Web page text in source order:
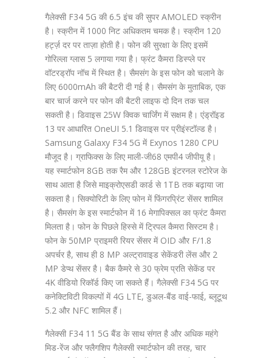
गैलेक्सी F34 5G की 6.5 इंच की सुपर AMOLED स्क्रीन
है। स्क्रीन में 1000 निट अधिकतम चमक है। स्क्रीन 120
हर्ट्ज़ दर पर ताज़ा होती है। फोन की सुरक्षा के लिए इसमें
गोरिल्ला ग्लास 5 लगाया गया है। फ्रंट कैमरा डिस्प्ले पर
वॉटरड्रॉप नॉच में स्थित है। सैमसंग के इस फोन को चलाने के
लिए 6000mAh की बैटरी दी गई है। सैमसंग के मुताबिक, एक
बार चार्ज करने पर फोन की बैटरी लाइफ दो दिन तक चल
सकती है। डिवाइस 25W क्विक चार्जिंग में सक्षम है। एंड्रॉइड
13 पर आधारित OneUI 5.1 डिवाइस पर प्रीइंस्टॉल्ड है।
Samsung Galaxy F34 5G में Exynos 1280 CPU
मौजूद है। ग्राफिक्स के लिए माली-जी68 एमपी4 जीपीयू है।
यह स्मार्टफोन 8GB तक रैम और 128GB इंटरनल स्टोरेज के
साथ आता है जिसे माइक्रोएसडी कार्ड से 1TB तक बढ़ाया जा
सकता है। सिक्योरिटी के लिए फोन में फिंगरप्रिंट सेंसर शामिल
है। सैमसंग के इस स्मार्टफोन में 16 मेगापिक्सल का फ्रंट कैमरा
मिलता है। फोन के पिछले हिस्से में ट्रिपल कैमरा सिस्टम है।
फोन के 50MP प्राइमरी रियर सेंसर में OID और F/1.8
अपर्चर है, साथ ही 8 MP अल्ट्रावाइड सेकेंडरी लेंस और 2
MP डेप्थ सेंसर है। बैक कैमरे से 30 फ्रेम प्रति सेकेंड पर
4K वीडियो रिकॉर्ड किए जा सकते हैं। गैलेक्सी F34 5G पर
कनेक्टिविटी विकल्पों में 4G LTE, डुअल-बैंड वाई-फाई, ब्लूटूथ
5.2 और NFC शामिल हैं।
गैलेक्सी F34 11 5G बैंड के साथ संगत है और अधिक महंगे
मिड-रेंज और फ्लैगशिप गैलेक्सी स्मार्टफोन की तरह, चार